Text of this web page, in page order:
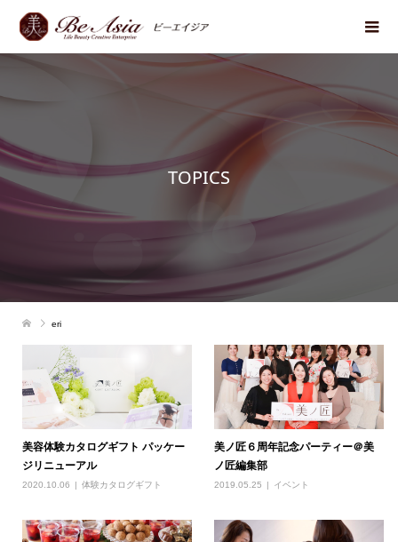
TOPICS
eri
美容体験カタログギフト パッケー
ジリニューアル
2020.10.06 体験カタログギフト
美ノ匠６周年記念パーティー＠美
ノ匠編集部
2019.05.25 イベント